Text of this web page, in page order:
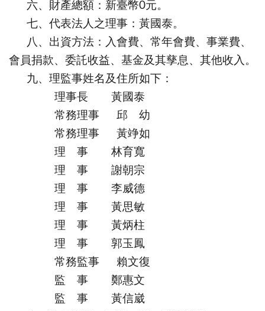
六、財產總額：新臺幣0元。
七、代表法人之理事：黃國泰。
八、出資方法：入會費、常年會費、事業費、
會員捐款、委託收益、基金及其孳息、其他收入。
九、理監事姓名及住所如下：
理事長 黃國泰
常務理事 邱 幼
常務理事 黃竫如
理 事 林育寬
理 事 謝朝宗
理 事 李威德
理 事 黃思敏
理 事 黃炳柱
理 事 郭玉鳳
常務監事 賴文復
監 事 鄭惠文
監 事 黃信崴